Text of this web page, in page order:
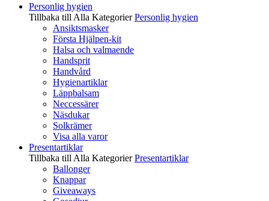
Personlig hygien
Tillbaka till Alla Kategorier Personlig hygien
Ansiktsmasker
Första Hjälpen-kit
Halsa och valmaende
Handsprit
Handvård
Hygienartiklar
Läppbalsam
Neccessärer
Näsdukar
Solkrämer
Visa alla varor
Presentartiklar
Tillbaka till Alla Kategorier Presentartiklar
Ballonger
Knappar
Giveaways